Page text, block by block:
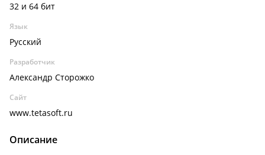
32 и 64 бит
Язык
Русский
Разработчик
Александр Сторожко
Сайт
www.tetasoft.ru
Описание